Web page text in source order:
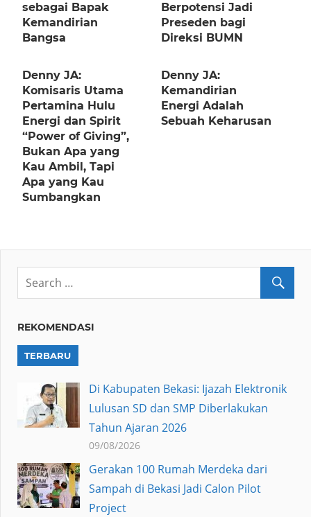
sebagai Bapak
Kemandirian
Bangsa
Berpotensi Jadi
Preseden bagi
Direksi BUMN
Denny JA:
Komisaris Utama
Pertamina Hulu
Energi dan Spirit
“Power of Giving”,
Bukan Apa yang
Kau Ambil, Tapi
Apa yang Kau
Sumbangkan
Denny JA:
Kemandirian
Energi Adalah
Sebuah Keharusan
REKOMENDASI
TERBARU
Di Kabupaten Bekasi: Ijazah Elektronik
Lulusan SD dan SMP Diberlakukan
Tahun Ajaran 2026
09/08/2026
Gerakan 100 Rumah Merdeka dari
Sampah di Bekasi Jadi Calon Pilot
Project